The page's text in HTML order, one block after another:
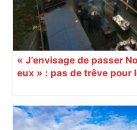
« J’envisage de passer
eux » : pas de trêve pour